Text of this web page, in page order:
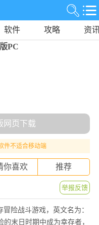
软件 攻略
资
PC
网页下载
件不适合移动端
你喜欢 推荐
举报反馈
险战斗游戏，英文名为：
的末日时期中成为幸存者，